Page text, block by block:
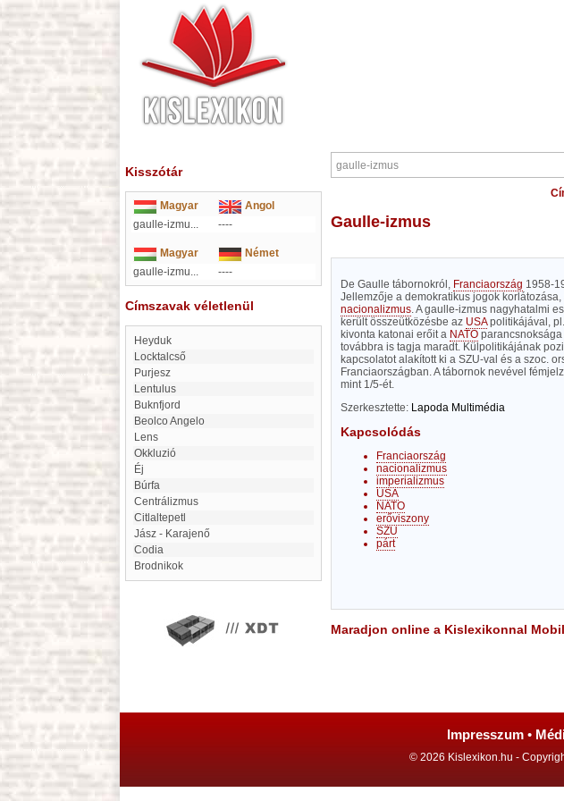
Kisszótár
Magyar
Angol
gaulle-izmu...
----
Magyar
Német
gaulle-izmu...
----
Címszavak véletlenül
Heyduk
locktalcső
Purjesz
Lentulus
Buknfjord
Beolco Angelo
Lens
Okkluzió
Éj
Búrfa
Centrálizmus
Citlaltepetl
Jász - Karajenő
Codia
Brodnikok
gaulle-izmus
De Gaulle tábornokról, Franciaország 1958-
Jellemzője a demokratikus jogok
nacionalizmus. A gaulle-izmus nagyhatalmi
került összeütközésbe az USApolitikájával,
kivonta katonai erőit a NATO
továbbra is tagja maradt. Külpolitikájának
kapcsolatot alakított ki a SZU-val és a szoc.
Franciaországban. A tábornok nevével
mint 1/5-ét.
Szerkesztette: Lapoda Multimédia
Kapcsolódás
Franciaország
nacionalizmus
imperializmus
USA
NATO
erőviszony
SZU
párt
Maradjon online a Kislexikonnal
Impresszum •
© 2026 Kislexikon.hu -